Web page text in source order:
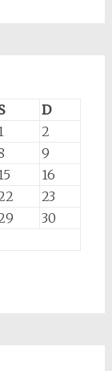
D
2
9
16
23
30